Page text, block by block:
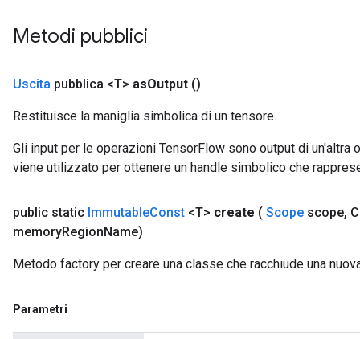
Metodi pubblici
Uscita pubblica <T> asOutput ()
Restituisce la maniglia simbolica di un tensore.
Gli input per le operazioni TensorFlow sono output di un'altra
viene utilizzato per ottenere un handle simbolico che
public static ImmutableConst <T> create ( Scope scope,
memoryRegionName)
Metodo factory per creare una classe che racchiude una
Parametri